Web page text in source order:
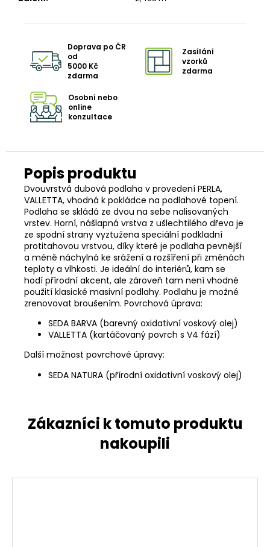
Doprava po ČR
od
5000 Kč
zdarma
Zasílání
vzorků
zdarma
Osobní nebo
online
konzultace
Dvouvrstvá dubová podlaha v provedení PERLA,
VALLETTA, vhodná k pokládce na podlahové topení.
Podlaha se skládá ze dvou na sebe nalisovaných
vrstev. Horní, nášlapná vrstva z ušlechtilého dřeva je
ze spodní strany vyztužena speciální podkladní
protitahovou vrstvou, díky které je podlaha pevnější
a méně náchylná ke srážení a rozšíření při změnách
teploty a vlhkosti. Je ideální do interiérů, kam se
hodí přírodní akcent, ale zároveň tam není vhodné
použití klasické masivní podlahy. Podlahu je možné
zrenovovat broušením. Povrchová úprava:
SEDA BARVA (barevný oxidativní voskový olej)
VALLETTA (kartáčovaný povrch s V4 fází)
Další možnost povrchové úpravy:
SEDA NATURA (přírodní oxidativní voskový olej)